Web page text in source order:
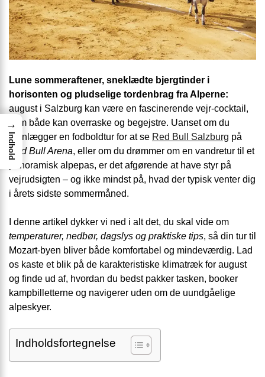
Lune sommeraftener, sne­klædte bjergtinder i
horisonten og pludselige tordenbrag fra Alperne:
august i Salzburg kan være en fascinerende vejr-cocktail,
som både kan overraske og begejstre. Uanset om du
planlægger en fodboldtur for at se Red Bull Salzburg på
Red Bull Arena, eller om du drømmer om en vandretur til et
panoramisk alpepas, er det afgørende at have styr på
vejrudsigten – og ikke mindst på, hvad der typisk venter dig
i årets sidste sommermåned.
I denne artikel dykker vi ned i alt det, du skal vide om
temperaturer, nedbør, dagslys og praktiske tips, så din tur til
Mozart-byen bliver både komfortabel og mindeværdig. Lad
os kaste et blik på de karakteristiske klima­træk for august
og finde ud af, hvordan du bedst pakker tasken, booker
kampbilletterne og navigerer uden om de uundgåelige
alpeskyer.
Indholdsfortegnelse
→
Indhold